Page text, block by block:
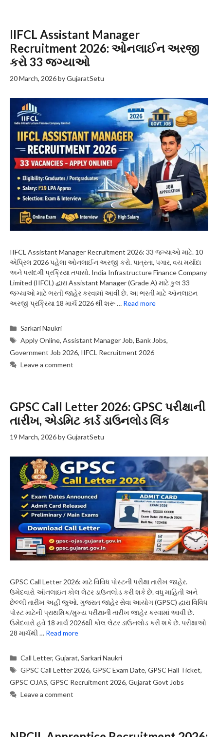
IIFCL Assistant Manager
Recruitment 2026: ઓનલાઈન અરજી
કરો 33 જગ્યાઓ
20 March, 2026byGujaratSetu
IIFCL Assistant Manager Recruitment 2026: 33 જગ્યાઓ માટે. 10
એપ્રિલ 2026 પહેલા ઓનલાઈન અરજી કરો. પાત્રતા, પગાર, વય મર્યાદા
અને પસંદગી પ્રક્રિયા તપાસો. India Infrastructure Finance Company
Limited (IIFCL) દ્વારા Assistant Manager (Grade A) માટે કુલ 33
જગ્યાઓ માટે ભરતી જાહેર કરવામાં આવી છે. આ ભરતી માટે ઑનલાઇન
અરજી પ્રક્રિયા 18 માર્ચ 2026 થી શરૂ … Read more
Categories
Sarkari Naukri
Tags
Apply Online,Assistant Manager Job,Bank Jobs,
Government Job 2026, IIFCL Recruitment 2026
Leave a comment
GPSC Call Letter 2026: GPSC પરીક્ષાની
તારીખ, એડમિટ કાર્ડ ડાઉનલોડ લિંક
19 March, 2026byGujaratSetu
GPSC Call Letter 2026: માટે વિવિધ પોસ્ટની પરીક્ષા તારીખ જાહેર.
ઉમેદવારો ઑનલાઇન કોલ લેટર ડાઉનલોડ કરી શકે છે. વધુ માહિતી અને
છેલ્લી તારીખ અહીં જુઓ. ગુજરાત જાહેર સેવા આયોગ (GPSC) દ્વારા વિવિધ
પોસ્ટ માટેની પ્રાથમિક/મુખ્ય પરીક્ષાની તારીખ જાહેર કરવામાં આવી છે.
ઉમેદવારો હવે 18 માર્ચ 2026થી કોલ લેટર ડાઉનલોડ કરી શકે છે. પરીક્ષાઓ
28 માર્ચથી … Read more
Categories
Call Letter,Gujarat,Sarkari Naukri
Tags
GPSC Call Letter 2026,GPSC Exam Date,GPSC Hall Ticket,
GPSC OJAS, GPSC Recruitment 2026, Gujarat Govt Jobs
Leave a comment